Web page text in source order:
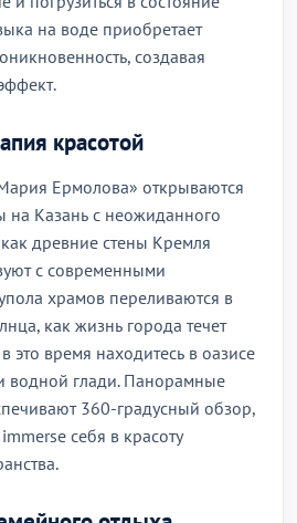
на воде приобретает
создавая
красотой
Ермолова» открываются
Казань с неожиданного
древние стены Кремля
с современными
храмов переливаются в
как жизнь города течет
это время находитесь в оазисе
водной глади. Панорамные
360-градусный обзор,
себя в красоту